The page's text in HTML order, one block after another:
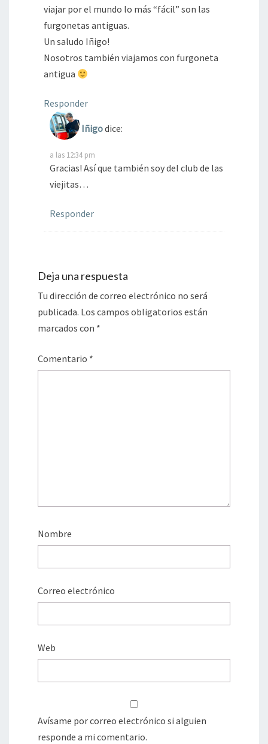
viajar por el mundo lo más “fácil” son las
furgonetas antiguas.
Un saludo Iñigo!
Nosotros también viajamos con furgoneta
antigua
Responder
Iñigodice:
a las 12:34 pm
Gracias! Así que también soy del club de las
viejitas…
Responder
Deja una respuesta
Tu dirección de correo electrónico no será
publicada. Los campos obligatorios están
marcados con *
Comentario *
Nombre
Correo electrónico
Web
Avísame por correo electrónico si alguien
responde a mi comentario.